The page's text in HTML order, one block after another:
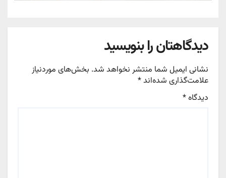
دیدگاهتان را بنویسید
نشانی ایمیل شما منتشر نخواهد شد. بخش‌های موردنیاز
علامت‌گذاری شده‌اند*
دیدگاه*